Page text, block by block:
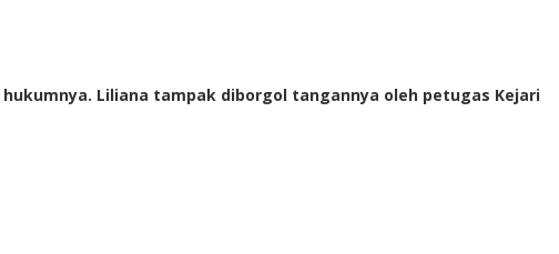
Liliana tampak diborgol tangannya oleh petugas Kejari